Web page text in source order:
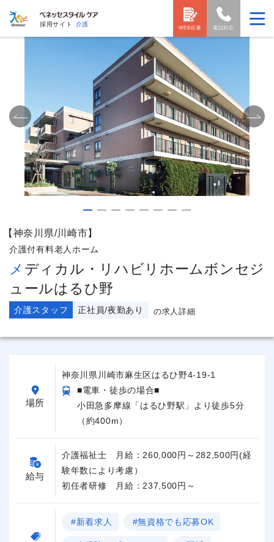
採用サイト 介護
電話対応
WEB応募
【神奈川県/川崎市】
介護付有料老人ホーム
メディカル・リハビリホームボンセジ
ュールはるひ野
介護スタッフ 正社員/夜勤あり の求人詳細
場所
神奈川県川崎市麻生区はるひ野4-19-1
■電車・徒歩の場合■
小田急多摩線「はるひ野駅」より徒歩5分
（約400m）
給与
介護福祉士 月給：260,000円～282,500円(経
験年数により考慮）
初任者研修 月給：237,500円～
#新着求人 #無資格でも応募OK